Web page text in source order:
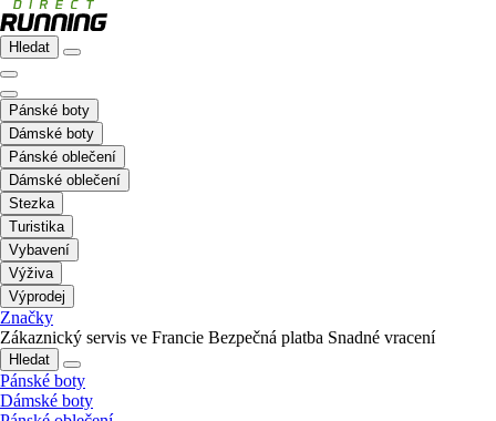
Hledat
Pánské boty
Dámské boty
Pánské oblečení
Dámské oblečení
Stezka
Turistika
Vybavení
Výživa
Výprodej
Značky
Zákaznický servis ve Francie Bezpečná platba Snadné vracení
Hledat
Pánské boty
Dámské boty